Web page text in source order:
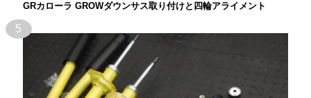
GRカローラ GROWダウンサス取り付けと四輪アライメント
5